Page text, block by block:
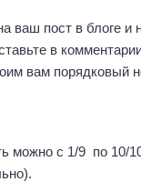
ваш пост в блоге и
в
вам порядковый
можно с 1/9 по 10/